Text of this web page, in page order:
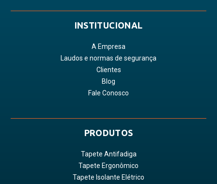
INSTITUCIONAL
A Empresa
Laudos e normas de segurança
Clientes
Blog
Fale Conosco
PRODUTOS
Tapete Antifadiga
Tapete Ergonômico
Tapete Isolante Elétrico